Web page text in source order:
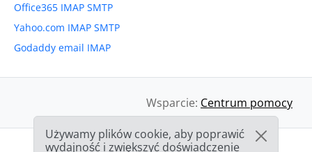
Office365 IMAP SMTP
Yahoo.com IMAP SMTP
Godaddy email IMAP
Wsparcie: Centrum pomocy
Używamy plików cookie, aby poprawić
wydajność i zwiększyć doświadczenie